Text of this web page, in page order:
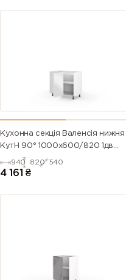
Кухонна секція Валенсія нижня
КутН 90° 1000х600/820 1дв
(Білий/Напівмат Білий 9003)
940 820 540
4 161 ₴